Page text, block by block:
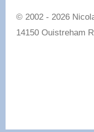
© 2002 - 2026
14150 Ouistreham